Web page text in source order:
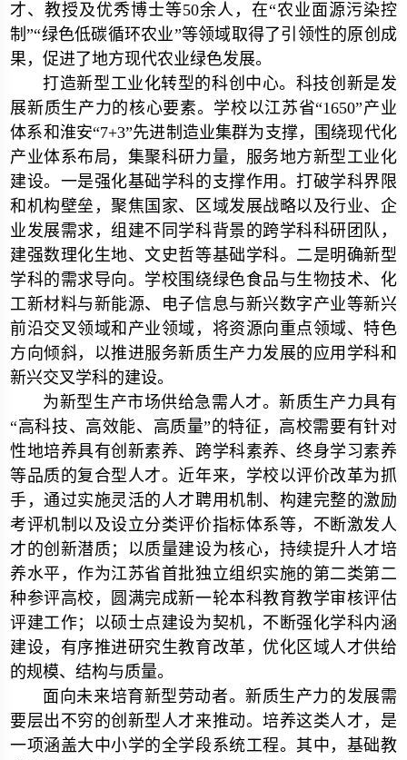
才、教授及优秀博士等50余人，在“农业面源污染控
制”“绿色低碳循环农业”等领域取得了引领性的原创成
果，促进了地方现代农业绿色发展。
打造新型工业化转型的科创中心。科技创新是发
展新质生产力的核心要素。学校以江苏省“1650”产业
体系和淮安“7+3”先进制造业集群为支撑，围绕现代化
产业体系布局，集聚科研力量，服务地方新型工业化
建设。一是强化基础学科的支撑作用。打破学科界限
和机构壁垒，聚焦国家、区域发展战略以及行业、企
业发展需求，组建不同学科背景的跨学科科研团队，
建强数理化生地、文史哲等基础学科。二是明确新型
学科的需求导向。学校围绕绿色食品与生物技术、化
工新材料与新能源、电子信息与新兴数字产业等新兴
前沿交叉领域和产业领域，将资源向重点领域、特色
方向倾斜，以推进服务新质生产力发展的应用学科和
新兴交叉学科的建设。
为新型生产市场供给急需人才。新质生产力具有
“高科技、高效能、高质量”的特征，高校需要有针对
性地培养具有创新素养、跨学科素养、终身学习素养
等品质的复合型人才。近年来，学校以评价改革为抓
手，通过实施灵活的人才聘用机制、构建完整的激励
考评机制以及设立分类评价指标体系等，不断激发人
才的创新潜质；以质量建设为核心，持续提升人才培
养水平，作为江苏省首批独立组织实施的第二类第二
种参评高校，圆满完成新一轮本科教育教学审核评估
评建工作；以硕士点建设为契机，不断强化学科内涵
建设，有序推进研究生教育改革，优化区域人才供给
的规模、结构与质量。
面向未来培育新型劳动者。新质生产力的发展需
要层出不穷的创新型人才来推动。培养这类人才，是
一项涵盖大中小学的全学段系统工程。其中，基础教